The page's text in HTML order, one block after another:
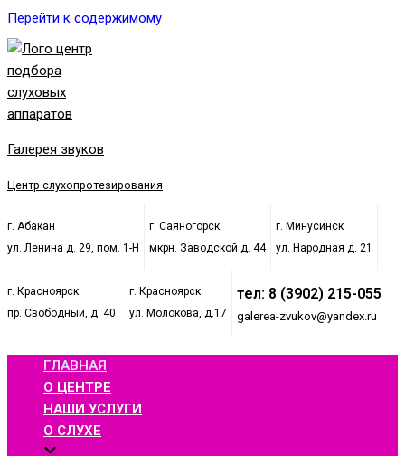
Перейти к содержимому
Галерея звуков
Центр слухопротезирования
г. Абакан
ул. Ленина д. 29, пом. 1-Н
г. Саяногорск
мкрн. Заводской д. 44
г. Минусинск
ул. Народная д. 21
г. Красноярск
пр. Свободный, д. 40
г. Красноярск
ул. Молокова, д.17
тел: 8 (3902) 215-055
galerea-zvukov@yandex.ru
ГЛАВНАЯ
О ЦЕНТРЕ
НАШИ УСЛУГИ
О СЛУХЕ